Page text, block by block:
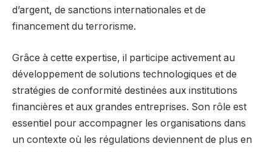
d’argent, de sanctions internationales et de
financement du terrorisme.
Grâce à cette expertise, il participe activement au
développement de solutions technologiques et de
stratégies de conformité destinées aux institutions
financières et aux grandes entreprises. Son rôle est
essentiel pour accompagner les organisations dans
un contexte où les régulations deviennent de plus en